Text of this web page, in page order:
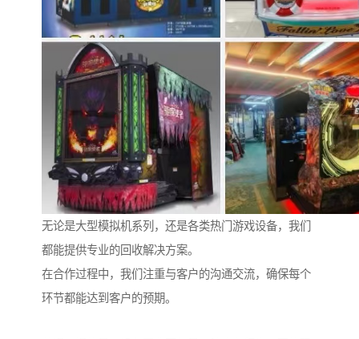
无论是大型模拟机系列，还是各类热门游戏设备，我们
都能提供专业的回收解决方案。
在合作过程中，我们注重与客户的沟通交流，确保每个
环节都能达到客户的预期。